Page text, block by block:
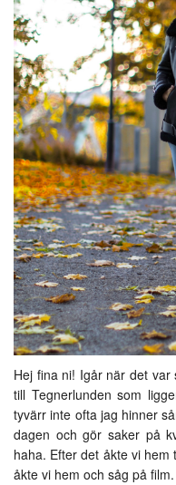
Hej fina ni! Igår när det
till Tegnerlunden som
tyvärr inte ofta jag hinner
dagen och gör saker på
haha. Efter det åkte vi
åkte vi hem och såg på film.